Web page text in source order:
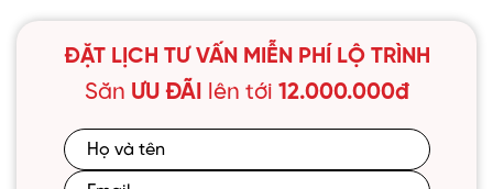
ĐẶT LỊCH TƯ VẤN MIỄN PHÍ LỘ TRÌNH
Săn ƯU ĐÃI lên tới 12.000.000đ